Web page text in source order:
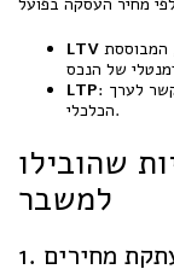
המבוססת
LTP: המחיר בפועל ששולם, שנקבע פעמים רבות ללא קשר לערך
הכלכלי.
שהובילו
למשבר